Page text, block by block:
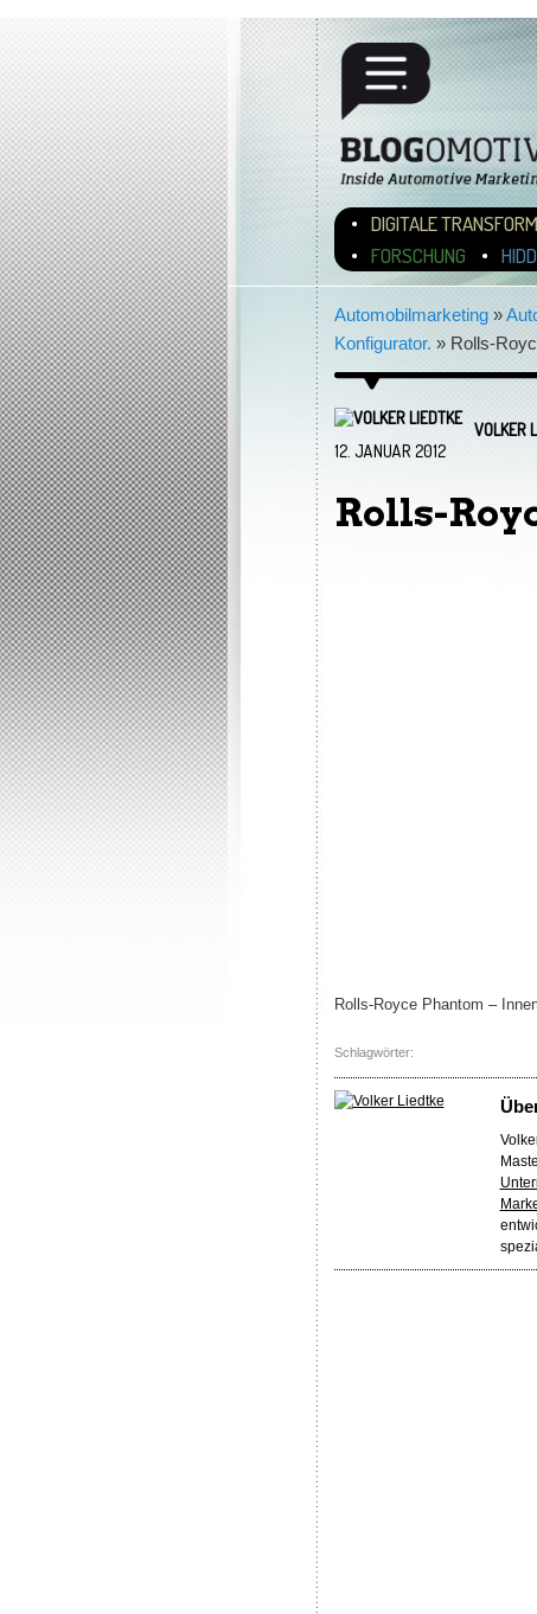
Hauptmenü
ZUM INHALT WECHSELN
ZUM SEKUNDÄREN
DIGITALE
FORSCHUNG
Automobilmarketing»
Konfigurator. » Rolls-
VOLKER
12. JANUAR 2012
Rolls-
Rolls-Royce Phantom –
Schlagwörter: